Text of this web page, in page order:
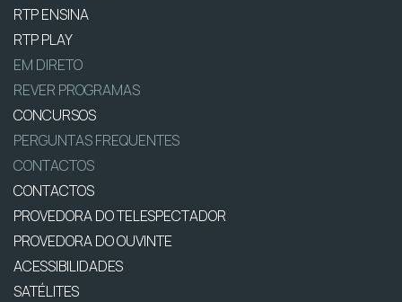
RTP ENSINA
RTP PLAY
EM DIRETO
REVER PROGRAMAS
CONCURSOS
PERGUNTAS FREQUENTES
CONTACTOS
CONTACTOS
PROVEDORA DO TELESPECTADOR
PROVEDORA DO OUVINTE
ACESSIBILIDADES
SATÉLITES